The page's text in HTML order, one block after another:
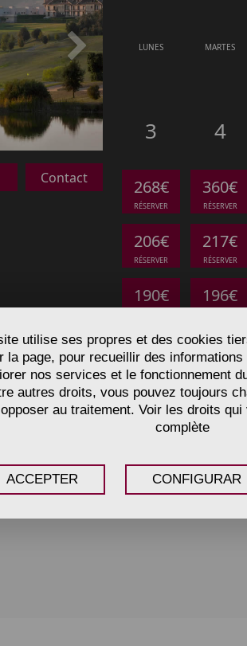
Siguiente
Contact
LUNES MARTES
3
4
268€
RÉSERVER
360€
RÉSERVER
206€
RÉSERVER
217€
RÉSERVER
190€ 196€
31
COMPLET
utilise ses propres et des cookies
la page, pour recueillir des
nos services et le fonctionnement
autres droits, vous pouvez toujours
au traitement. Voir les droits
complète
ACCEPTER CONFIGURAR